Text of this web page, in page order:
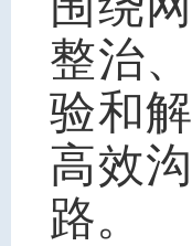
整治
验和
高效
路。